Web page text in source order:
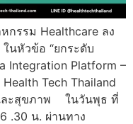
กรรม Healthcare ลง
นหัวข้อ “ยกระดับ
Integration Platform –
Tech Thailand
ละสุขภาพ ในวันพุธ ที่
.30 น. ผ่านทาง